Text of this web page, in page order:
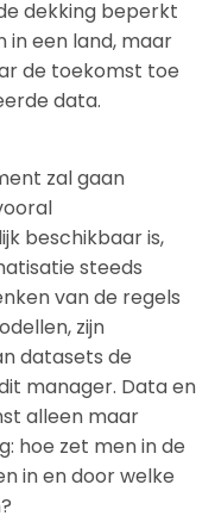
dekking beperkt
in een land, maar
de toekomst toe
data.
zal gaan
beschikbaar is,
steeds
van de regels
zijn
datasets de
manager. Data en
alleen maar
hoe zet men in de
in en door welke